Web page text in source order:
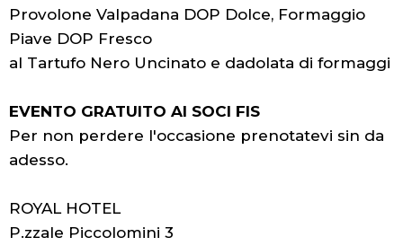
Provolone Valpadana DOP Dolce, Formaggio
Piave DOP Fresco
al Tartufo Nero Uncinato e dadolata di formaggi
EVENTO GRATUITO AI SOCI FIS
Per non perdere l'occasione prenotatevi sin da
adesso.
ROYAL HOTEL
P.zzale Piccolomini 3